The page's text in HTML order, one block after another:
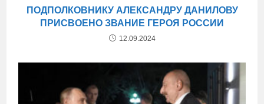
ПОДПОЛКОВНИКУ АЛЕКСАНДРУ ДАНИЛОВУ
ПРИСВОЕНО ЗВАНИЕ ГЕРОЯ РОССИИ
12.09.2024